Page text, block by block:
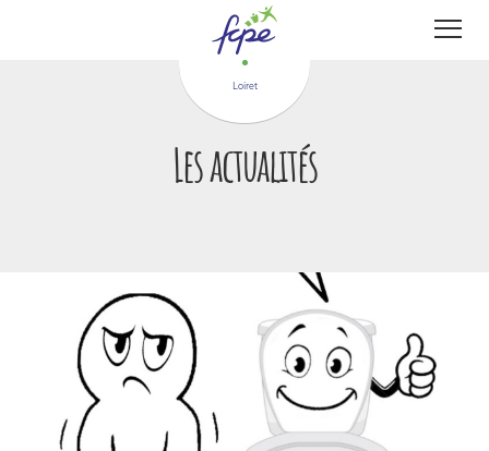
Loiret
Les actualités
Panneau de gestion des cookies